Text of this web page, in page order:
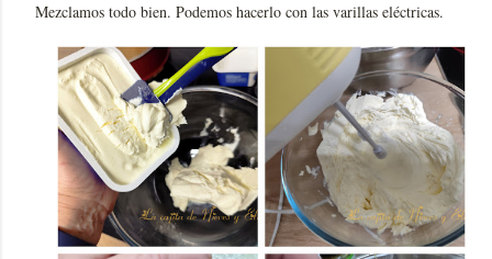
Mezclamos todo bien. Podemos hacerlo con las varillas eléctricas.